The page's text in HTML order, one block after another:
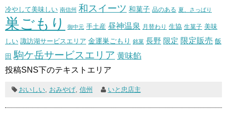
冷やして美味しい 南信州 和スイーツ 和菓子 品のある 夏、さっぱり
巣ごもり 御中元 手土産 昼神温泉 月替わり 生協 生菓子 美味
しい 諏訪湖サービスエリア 金運巣ごもり 銘菓 長野 限定 限定販売 飯
田 駒ケ岳サービスエリア 黄味餡
投稿SNS下のテキストエリア
おいしい, おみやげ, 信州 いと忠店主